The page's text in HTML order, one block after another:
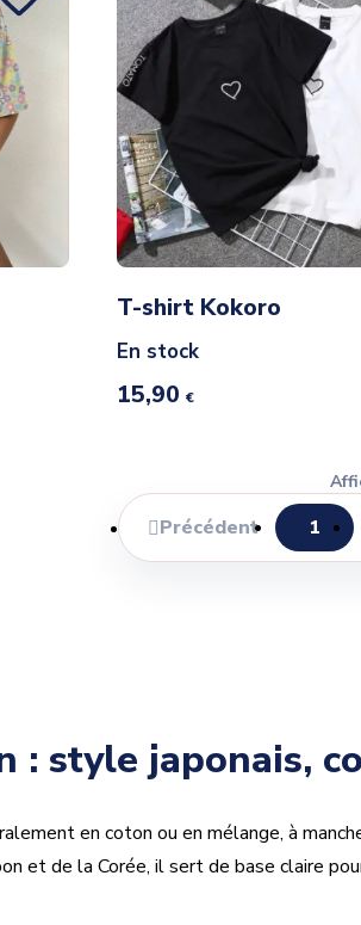
T-shirt Kokoro
En stock
15,90€
Précédent 1
: style japonais,
en coton ou en mélange, à
et de la Corée, il sert de base claire